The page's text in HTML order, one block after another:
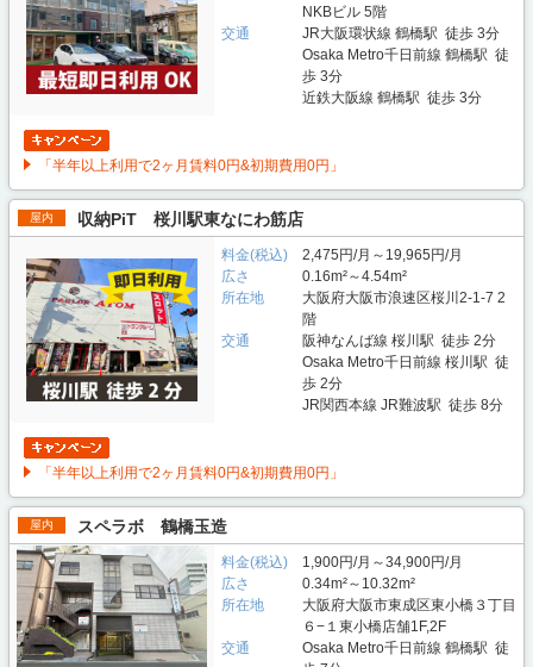
NKBビル 5階
交通
JR大阪環状線 鶴橋駅 徒歩 3分
Osaka Metro千日前線 鶴橋駅 徒
歩 3分
近鉄大阪線 鶴橋駅 徒歩 3分
「半年以上利用で2ヶ月賃料0円&初期費用0円」
屋内 収納PiT 桜川駅東なにわ筋店
料金(税込)
2,475円/月～19,965円/月
広さ
0.16m²～4.54m²
所在地
大阪府大阪市浪速区桜川2-1-7 2
階
交通
阪神なんば線 桜川駅 徒歩 2分
Osaka Metro千日前線 桜川駅 徒
歩 2分
JR関西本線 JR難波駅 徒歩 8分
「半年以上利用で2ヶ月賃料0円&初期費用0円」
屋内 スペラボ 鶴橋玉造
料金(税込)
1,900円/月～34,900円/月
広さ
0.34m²～10.32m²
所在地
大阪府大阪市東成区東小橋３丁目
６−１東小橋店舗1F,2F
交通
Osaka Metro千日前線 鶴橋駅 徒